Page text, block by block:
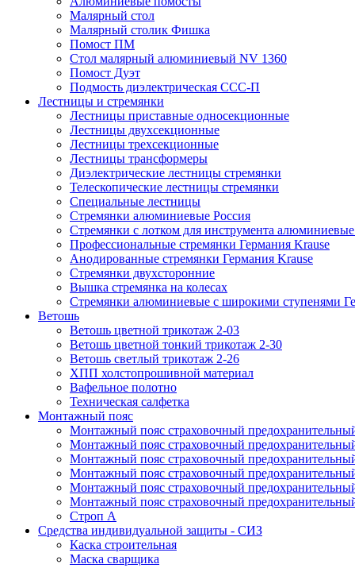
Малярный стол
Малярный столик Фишка
Помост ПМ
Стол малярный алюминиевый NV 1360
Помост Дуэт
Подмость диэлектрическая ССС-П
Лестницы и стремянки
Лестницы приставные односекционные
Лестницы двухсекционные
Лестницы трехсекционные
Лестницы трансформеры
Диэлектрические лестницы стремянки
Телескопические лестницы стремянки
Специальные лестницы
Стремянки алюминиевые Россия
Стремянки c лотком для инструмента
Профессиональные стремянки Германия Krause
Анодированные стремянки Германия Krause
Стремянки двухсторонние
Вышка стремянка на колесах
Стремянки алюминиевые c широкими ступенями
Ветошь
Ветошь цветной трикотаж 2-03
Ветошь цветной тонкий трикотаж 2-30
Ветошь светлый трикотаж 2-26
ХПП холстопрошивной материал
Вафельное полотно
Техническая салфетка
Монтажный пояс
Монтажный пояс страховочный
Монтажный пояс страховочный
Монтажный пояс страховочный
Монтажный пояс страховочный
Монтажный пояс страховочный
Монтажный пояс страховочный
Строп А
Средства индивидуальной защиты - СИЗ
Каска строительная
Маска сварщика